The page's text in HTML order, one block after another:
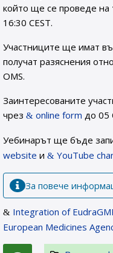
който ще се проведе на
16:30 CEST.
Участниците ще имат
получат разяснения
OMS.
Заинтересованите
чрез
online form до 05
Уебинарът ще бъде
website и YouTube
За повече
Integration of
European Medicines